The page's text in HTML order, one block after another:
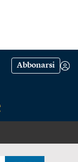
Abbonarsi